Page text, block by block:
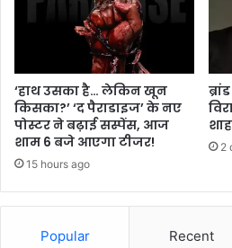
‘हाथ उसका है… लेकिन खून
किसका?’ ‘द पैराडाइज’ के नए
पोस्टर ने बढ़ाई सस्पेंस, आज
शाम 6 बजे आएगा टीजर!
15 hours ago
2
Popular Recent